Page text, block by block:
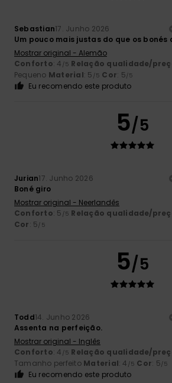
Sebastian17. Junho 2026
Um pouco mais justas do que os bonés
Mostrar original - Alemão
Conforto: 4 /5 Relação qualidade/
Pequeno Material: 5 /5 Cor: 5/5
Eu recomendo este produto
5/5
Jurian17. Junho 2026
Boné giro
Mostrar original - Neerlandês
Conforto: 5 /5 Relação qualidade/
Cor: 5/5
5/5
Todd14. Junho 2026
Assenta na perfeição.
Mostrar original - Inglês
Conforto: 4 /5 Relação qualidade/
Tamanho perfeito Material: 4 /5 Cor: 5/5
Eu recomendo este produto